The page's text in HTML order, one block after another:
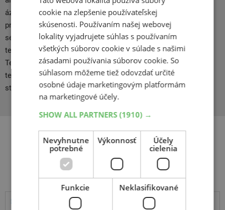
ázijskom trhu Renault, Peugeot a Citroen. Novo sa montujú
pneumatiky Kumho na VW Polo. Kontrakt s koncernom VW po
sérii náročných testov, ktoré Volkswagen uskutočnil na
testovacích tratiach Continentalu v Nemecku, americkom
Texase a Mexiku. Kumho, ako jeden z mála výrobcov zvláda
technológiu výroby leteckých pneumatík, a to ako pre stíhacie
stroje F 16, tak aj pre Boeingy 747.
Súvisiace produkty
cookie na zlepšenie používateľskej
skúsenosti. Používaním našej webovej
lokality vyjadrujete súhlas s používaním
všetkých súborov cookie v súlade s našimi
zásadami používania súborov cookie. So
súhlasom môžeme tiež odovzdať určité
osobné údaje marketingovým platformám
na marketingové účely.
SHOW ALL PARTNERS(1910) →
Nevyhnutne
potrebné
Výkonnosť
Účely
cielenia
Funkcie Neklasifikované